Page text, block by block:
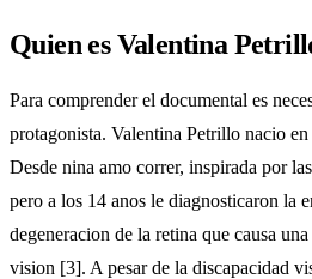
Quien es Valentina
Para comprender el documental es
protagonista. Valentina Petrillo nacio
Desde nina amo correr, inspirada por
pero a los 14 anos le diagnosticaron la
degeneracion de la retina que causa
vision [3]. A pesar de la discapacidad